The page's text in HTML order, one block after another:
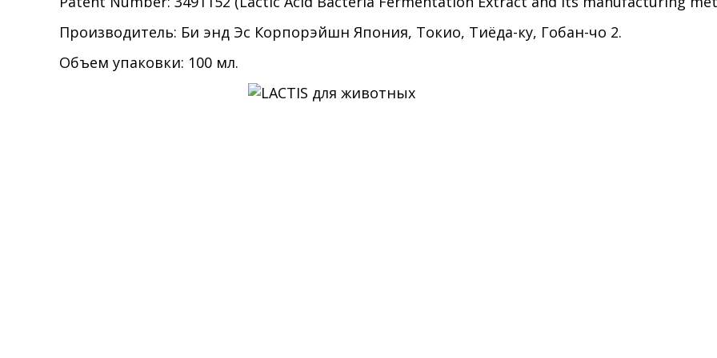
Производитель: Би энд Эс Корпорэйшн Япония, Токио, Тиёда-ку, Гобан-чо 2.
Объем упаковки: 100 мл.